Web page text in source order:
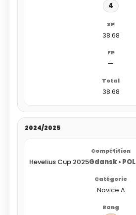
4
38.68
—
38.68
2024/2025
Hevelius Cup 2025Gdansk • POL
Novice A